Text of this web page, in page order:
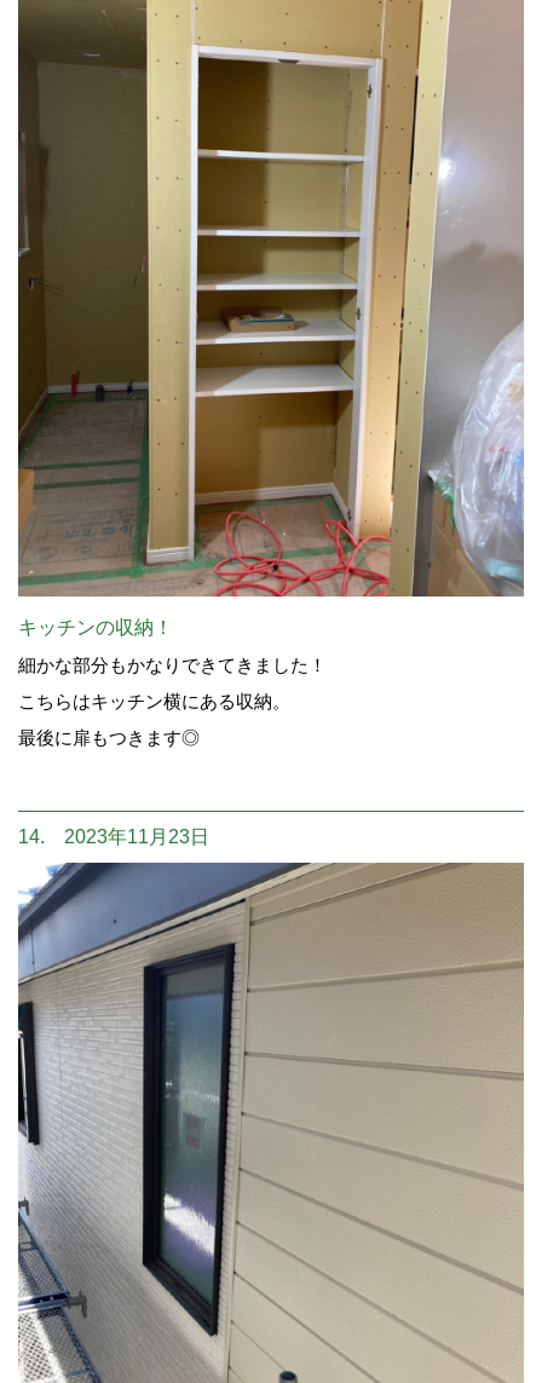
キッチンの収納！
細かな部分もかなりできてきました！
こちらはキッチン横にある収納。
最後に扉もつきます◎
14. 2023年11月23日